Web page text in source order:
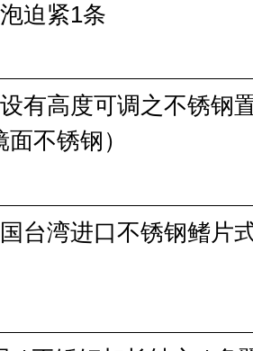
迫紧1条
有高度可调之不锈钢
不锈钢）
台湾进口不锈钢鳍片